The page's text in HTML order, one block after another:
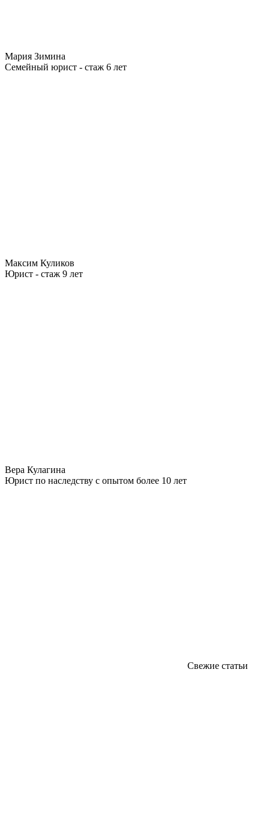
Мария Зимина
Семейный юрист - стаж 6 лет
Максим Куликов
Юрист - стаж 9 лет
Вера Кулагина
Юрист по наследству с опытом более 10 лет
Свежие статьи